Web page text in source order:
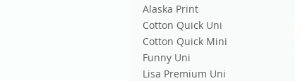
Alaska Print
Cotton Quick Uni
Cotton Quick Mini
Funny Uni
Lisa Premium Uni